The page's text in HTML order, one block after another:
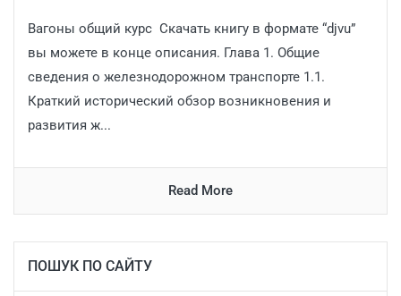
Вагоны общий курс Скачать книгу в формате “djvu”
вы можете в конце описания. Глава 1. Общие
сведения о железнодорожном транспорте 1.1.
Краткий исторический обзор возникновения и
развития ж...
Read More
ПОШУК ПО САЙТУ